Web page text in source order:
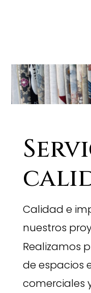
Calidad e
nuestros
Realizamos
de espacios
comerciales